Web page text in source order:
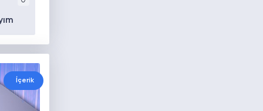
İçerik